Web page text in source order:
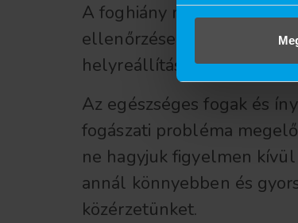
A foghiány megelőzése
ellenőrzésekre.
helyreállításban.
Az egészséges fogak és
fogászati probléma
ne hagyjuk figyelmen
annál könnyebben és
közérzetünket.